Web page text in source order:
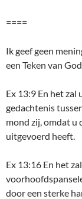
====
Ik geef geen
een Teken van
Ex 13:9 En het zal
gedachtenis
mond zij, omdat u
uitgevoerd heeft.
Ex 13:16 En het
door een sterke